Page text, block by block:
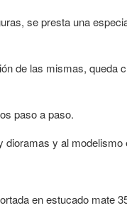
se presta una
de las mismas, queda
paso a paso.
y al modelismo
en estucado mate